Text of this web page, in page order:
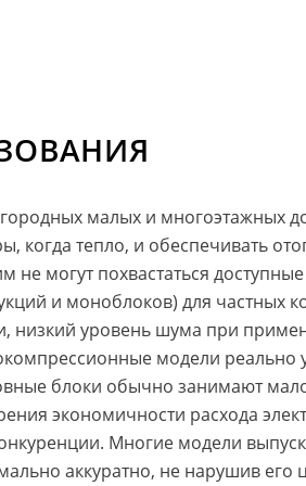
малых и многоэтажных
когда тепло, и обеспечивать
не могут похвастаться
и моноблоков) для частных
низкий уровень шума при
модели
блоки обычно занимают
экономичности расхода
Многие модели
аккуратно, не нарушив